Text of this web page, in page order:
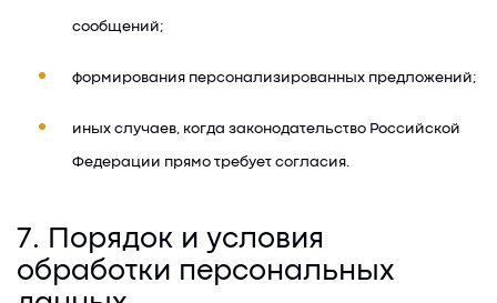
сообщений;
формирования персонализированных предложений;
иных случаев, когда законодательство Российской
Федерации прямо требует согласия.
7. Порядок и условия
обработки персональных